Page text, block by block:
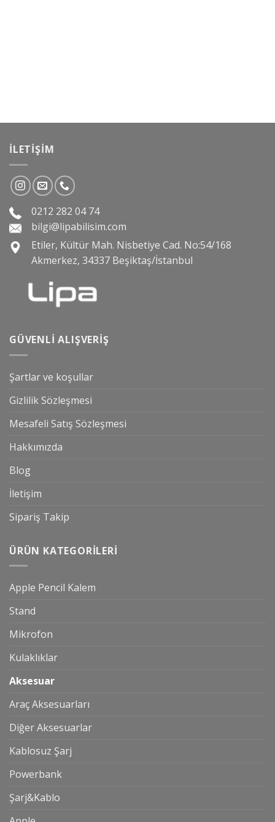
İLETIŞIM
0212 282 04 74
bilgi@lipabilisim.com
Etiler, Kültür Mah. Nisbetiye Cad. No:54/168
Akmerkez, 34337 Beşiktaş/İstanbul
GÜVENLI ALIŞVERIŞ
Şartlar ve koşullar
Gizlilik Sözleşmesi
Mesafeli Satış Sözleşmesi
Hakkımızda
Blog
İletişim
Sipariş Takip
ÜRÜN KATEGORILERI
Apple Pencil Kalem
Stand
Mikrofon
Kulaklıklar
Aksesuar
Araç Aksesuarları
Diğer Aksesuarlar
Kablosuz Şarj
Powerbank
Şarj&Kablo